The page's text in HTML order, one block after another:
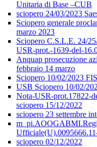
Unitaria di Base –CUB
sciopero 24/03/2023
Sciopero generale
marzo 2023
Sciopero C.S.L.E. 24/
USR-prot.-1639-del-
Anquap prosecuzione
febbraio 14 marzo
Sciopero 10/02/2023
USB Sciopero 10/02/
Nota-USR-prot.17822-
sciopero 15/12/2022
sciopero 23 settembre
sciopero 02/12/2022